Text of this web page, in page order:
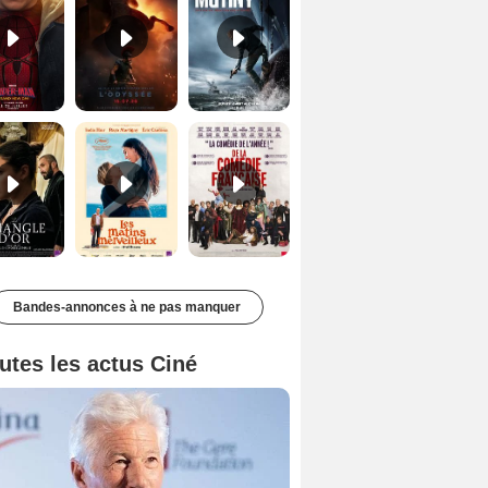
Les Matins merveilleux Bande-annonce VF De la Comédie-Française Teaser VF
Bandes-annonces à ne pas manquer
les actus Ciné